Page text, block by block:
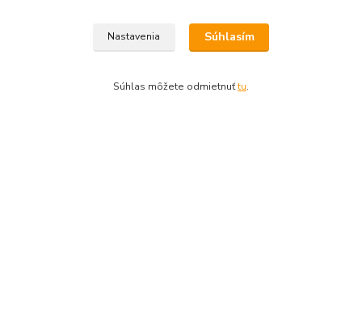
Stabilní rám a robustní štípací klín.
Píst lze snížit pro snadný transport a skladování.
Ovládání oběma rukama včetně jejich ochrany, flexibilní
Nastavenia Súhlasím
Súhlas môžete odmietnuťtu.